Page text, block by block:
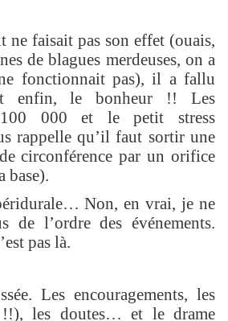
ne faisait pas son effet (ouais,
de blagues merdeuses, on a
fonctionnait pas), il a fallu
enfin, le bonheur !! Les
000 et le petit stress
rappelle qu’il faut sortir une
circonférence par un orifice
base).
Non, en vrai, je ne
de l’ordre des événements.
pas là.
Les encouragements, les
!!), les doutes… et le drame